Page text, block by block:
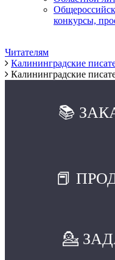
конкурсы,
Читателям
Калининградские
Калининградские
📚
📕
💁